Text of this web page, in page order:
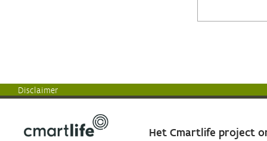
Disclaimer
Het Cmartlife project